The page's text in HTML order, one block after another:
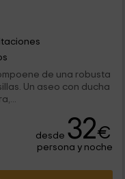
de una robusta
desde 32€
persona y noche